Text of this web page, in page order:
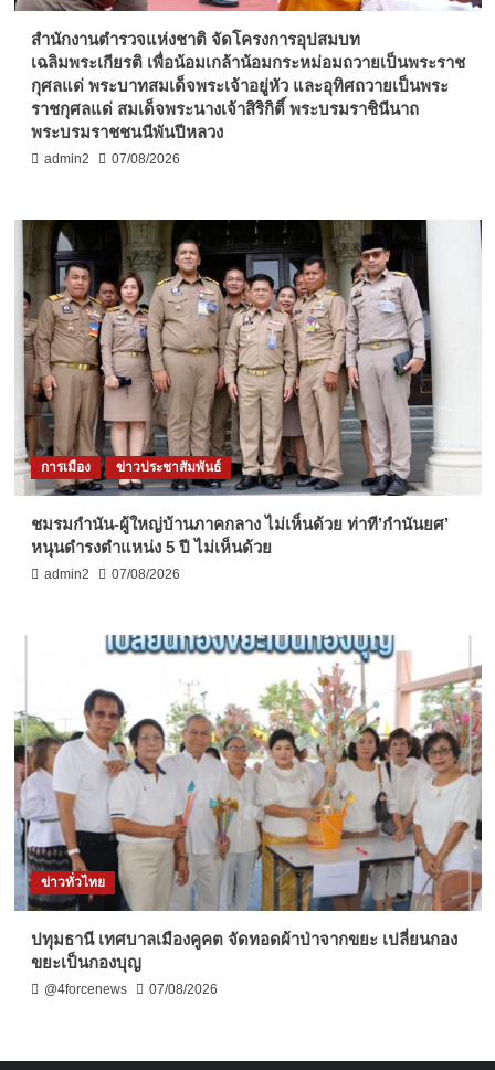
สำนักงานตำรวจแห่งชาติ จัดโครงการอุปสมบท
เฉลิมพระเกียรติ เพื่อน้อมเกล้าน้อมกระหม่อมถวายเป็นพระราช
กุศลแด่ พระบาทสมเด็จพระเจ้าอยู่หัว และอุทิศถวายเป็นพระ
ราชกุศลแด่ สมเด็จพระนางเจ้าสิริกิติ์ พระบรมราชินีนาถ
พระบรมราชชนนีพันปีหลวง
admin2 07/08/2026
การเมือง ข่าวประชาสัมพันธ์
ชมรมกำนัน-ผู้ใหญ่บ้านภาคกลาง ไม่เห็นด้วย ท่าที’กำนันยศ’
หนุนดำรงตำแหน่ง 5 ปี ไม่เห็นด้วย
admin2 07/08/2026
ข่าวทั่วไทย
ปทุมธานี เทศบาลเมืองคูคต จัดทอดผ้าป่าจากขยะ เปลี่ยนกอง
ขยะเป็นกองบุญ
@4forcenews 07/08/2026